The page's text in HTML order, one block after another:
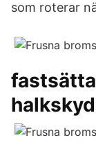
som roterar